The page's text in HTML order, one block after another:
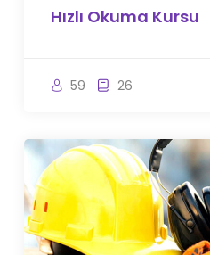
Hızlı Okuma Kursu
59 26